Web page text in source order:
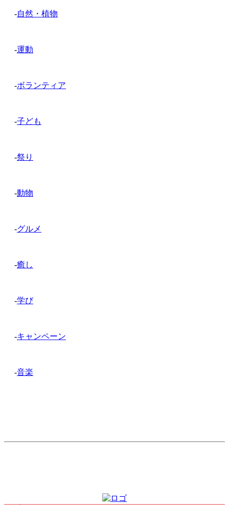
-自然・植物
-運動
-ボランティア
-子ども
-祭り
-動物
-グルメ
-癒し
-学び
-キャンペーン
-音楽